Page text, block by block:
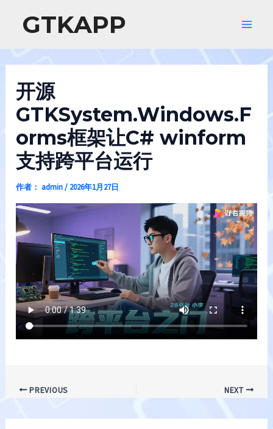
GTKAPP
开源
GTKSystem.Windows.F
orms框架让C# winform
支持跨平台运行
作者： admin/ 2026年1月27日
Post PREVIOUS NEXT